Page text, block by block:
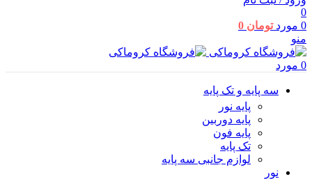
0
0 مورد تومان
منو
0 مورد
سه پایه و تک پایه
پایه نور
پایه دوربین
پایه فون
تک پایه
لوازم جانبی سه پایه
نور